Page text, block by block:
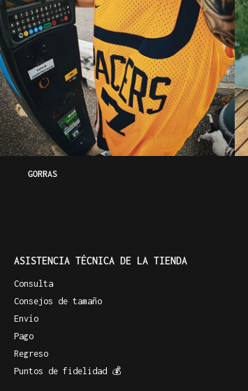
GORRAS
ASISTENCIA TÉCNICA DE LA TIENDA
Consulta
Consejos de tamaño
Envío
Pago
Regreso
Puntos de fidelidad 💰